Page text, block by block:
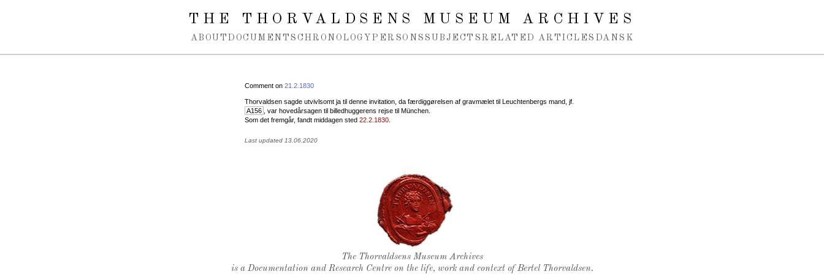
THE THORVALDSENS MUSEUM ARCHIVES
ABOUT DOCUMENTS CHRONOLOGY PERSONS SUBJECTS RELATED ARTICLES DANSK
Comment on 21.2.1830
Thorvaldsen sagde utvivlsomt ja til denne invitation, da færdiggørelsen af gravmælet til Leuchtenbergs mand, jf.
A156
, var hovedårsagen til billedhuggerens rejse til München.
Som det fremgår, fandt middagen sted 22.2.1830
Last updated 13.06.2020
Thorvaldsen's seal
The Thorvaldsens Museum Archives
is a Documentation and Research Centre on the life, work and context of Bertel Thorvaldsen.